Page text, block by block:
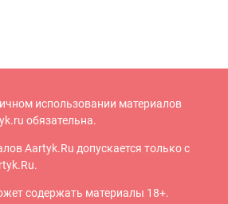
использовании материалов
oбязательна.
Aartyk.Ru допускается только с
содержать материалы 18+.